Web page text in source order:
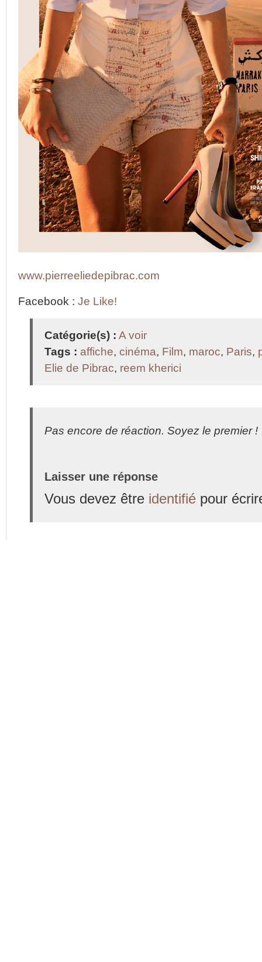
www.pierreeliedepibrac.com
Facebook : Je Like!
Catégorie(s) : A voir
Tags : affiche, cinéma, Film, maroc, Paris,
Elie de Pibrac, reem kherici
Pas encore de réaction. Soyez le premier !
Laisser une réponse
Vous devez être identifié pour